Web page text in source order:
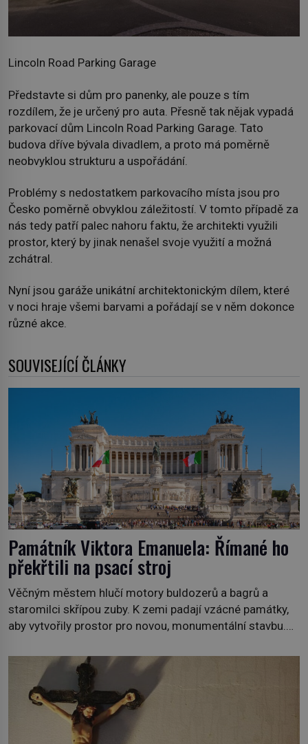
Lincoln Road Parking Garage
Představte si dům pro panenky, ale pouze s tím
rozdílem, že je určený pro auta. Přesně tak nějak vypadá
parkovací dům Lincoln Road Parking Garage. Tato
budova dříve bývala divadlem, a proto má poměrně
neobvyklou strukturu a uspořádání.
Problémy s nedostatkem parkovacího místa jsou pro
Česko poměrně obvyklou záležitostí. V tomto případě za
nás tedy patří palec nahoru faktu, že architekti využili
prostor, který by jinak nenašel svoje využití a možná
zchátral.
Nyní jsou garáže unikátní architektonickým dílem, které
v noci hraje všemi barvami a pořádají se v něm dokonce
různé akce.
SOUVISEJÍCÍ ČLÁNKY
Památník Viktora Emanuela: Římané ho
překřtili na psací stroj
Věčným městem hlučí motory buldozerů a bagrů a
staromilci skřípou zuby. K zemi padají vzácné památky,
aby vytvořily prostor pro novou, monumentální stavbu.
Sjednocení Itálie v roce 1861 je tak významnou událostí,
že si v očích Římanů zaslouží nesmazatelné
připomenutí. A protože prvním italským králem je Viktor
Emanuel II. (1820–1878), řečený […]